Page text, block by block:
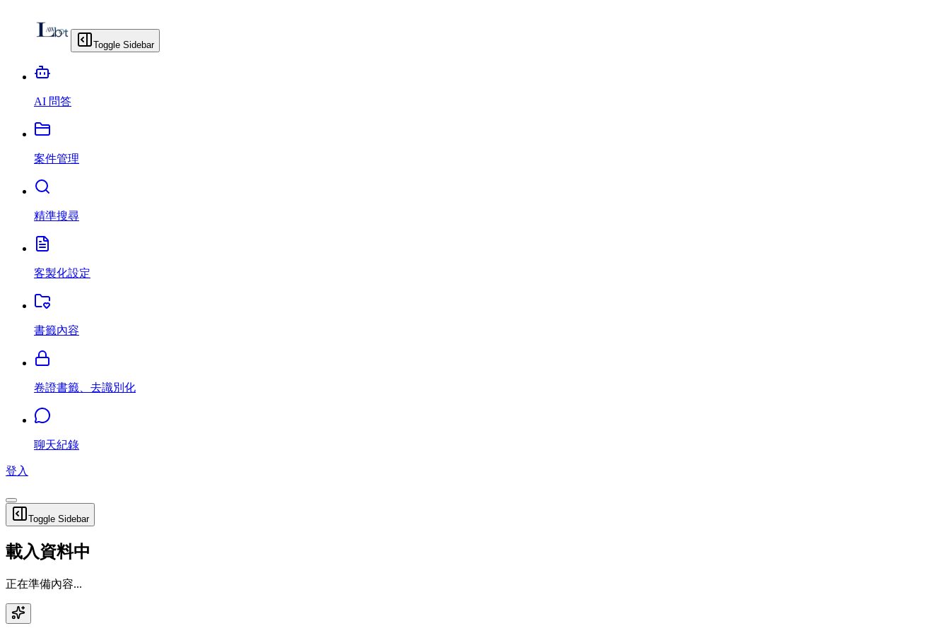
Toggle Sidebar
AI 問答
案件管理
精準搜尋
客製化設定
書籤內容
卷證書籤、去識別化
聊天紀錄
登入
Toggle Sidebar
載入資料中
正在準備內容...